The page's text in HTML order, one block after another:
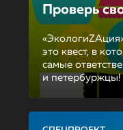
Проверь
это квест, в
самые
и петербуржцы!